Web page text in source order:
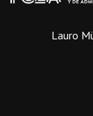
Lauro